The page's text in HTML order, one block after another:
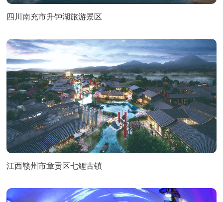
四川南充市升钟湖旅游景区
江西赣州市章贡区七鲤古镇